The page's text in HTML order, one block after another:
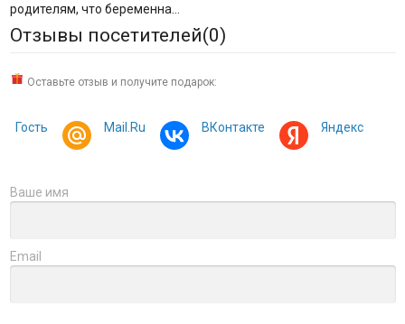
родителям, что беременна…
Отзывы посетителей(0)
Оставьте отзыв и получите подарок:
Гость Mail.Ru ВКонтакте Яндекс
Ваше имя
Email